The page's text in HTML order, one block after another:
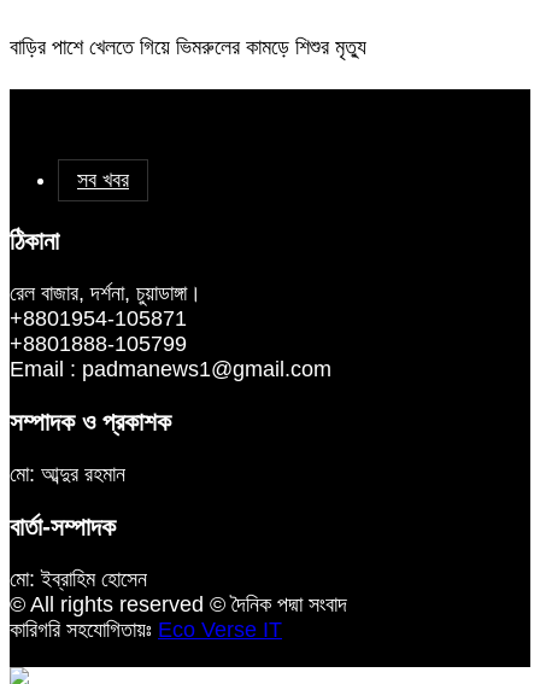
বাড়ির পাশে খেলতে গিয়ে ভিমরুলের কামড়ে শিশুর মৃত্যু
সব খবর
ঠিকানা
রেল বাজার, দর্শনা, চুয়াডাঙ্গা।
+8801954-105871
+8801888-105799
Email : padmanews1@gmail.com
সম্পাদক ও প্রকাশক
মো: আব্দুর রহমান
বার্তা-সম্পাদক
মো: ইব্রাহিম হোসেন
© All rights reserved © দৈনিক পদ্মা সংবাদ
কারিগরি সহযোগিতায়ঃ Eco Verse IT